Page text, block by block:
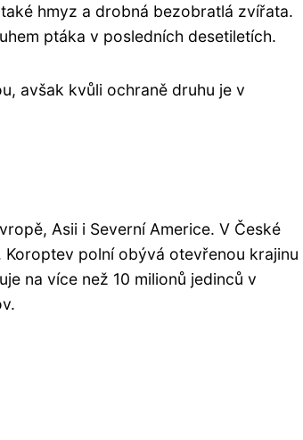
hmyz a drobná bezobratlá zvířata.
ptáka v posledních desetiletích.
avšak kvůli ochraně druhu je v
Asii i Severní Americe. V České
polní obývá otevřenou krajinu
na více než 10 milionů jedinců v